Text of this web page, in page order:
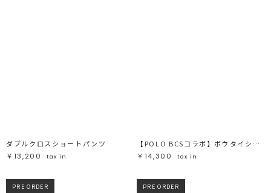
ダブルクロスショートパンツ
￥13,200
tax in
【POLO BCSコラボ】ボウタイシャツ
￥14,300
tax in
PRE ORDER PRE ORDER